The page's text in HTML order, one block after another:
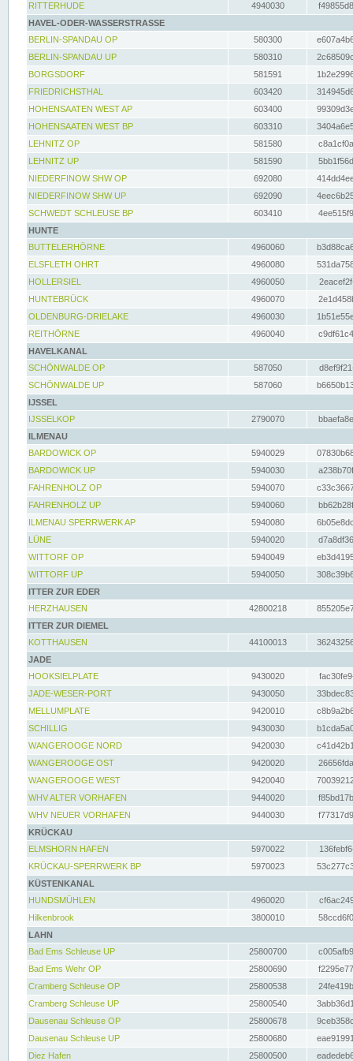
RITTERHUDE
4940030
HAVEL-ODER-WASSERSTRASSE
BERLIN-SPANDAU OP
580300
BERLIN-SPANDAU UP
580310
BORGSDORF
581591
FRIEDRICHSTHAL
603420
HOHENSAATEN WEST AP
603400
HOHENSAATEN WEST BP
603310
LEHNITZ OP
581580
LEHNITZ UP
581590
NIEDERFINOW SHW OP
692080
NIEDERFINOW SHW UP
692090
SCHWEDT SCHLEUSE BP
603410
HUNTE
BUTTELERHÖRNE
4960060
ELSFLETH OHRT
4960080
HOLLERSIEL
4960050
HUNTEBRÜCK
4960070
OLDENBURG-DRIELAKE
4960030
REITHÖRNE
4960040
HAVELKANAL
SCHÖNWALDE OP
587050
SCHÖNWALDE UP
587060
IJSSEL
IJSSELKOP
2790070
ILMENAU
BARDOWICK OP
5940029
BARDOWICK UP
5940030
FAHRENHOLZ OP
5940070
FAHRENHOLZ UP
5940060
ILMENAU SPERRWERK AP
5940080
LÜNE
5940020
WITTORF OP
5940049
WITTORF UP
5940050
ITTER ZUR EDER
HERZHAUSEN
42800218
ITTER ZUR DIEMEL
KOTTHAUSEN
44100013
JADE
HOOKSIELPLATE
9430020
JADE-WESER-PORT
9430050
MELLUMPLATE
9420010
SCHILLIG
9430030
WANGEROOGE NORD
9420030
WANGEROOGE OST
9420020
WANGEROOGE WEST
9420040
WHV ALTER VORHAFEN
9440020
WHV NEUER VORHAFEN
9440030
KRÜCKAU
ELMSHORN HAFEN
5970022
KRÜCKAU-SPERRWERK BP
5970023
KÜSTENKANAL
HUNDSMÜHLEN
4960020
Hilkenbrook
3800010
LAHN
Bad Ems Schleuse UP
25800700
Bad Ems Wehr OP
25800690
Cramberg Schleuse OP
25800538
Cramberg Schleuse UP
25800540
Dausenau Schleuse OP
25800678
Dausenau Schleuse UP
25800680
Diez Hafen
25800500